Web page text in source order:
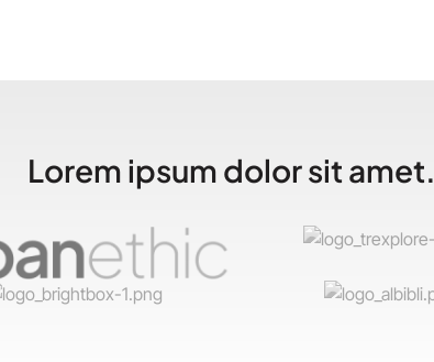
Lorem ipsum dolor sit amet.